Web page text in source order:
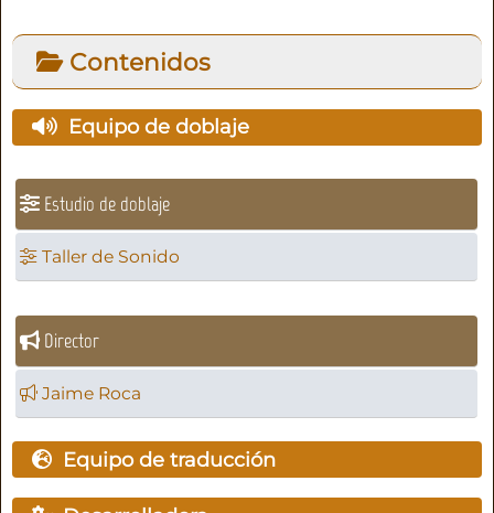
Contenidos
Equipo de doblaje
Estudio de doblaje
Taller de Sonido
Director
Jaime Roca
Equipo de traducción